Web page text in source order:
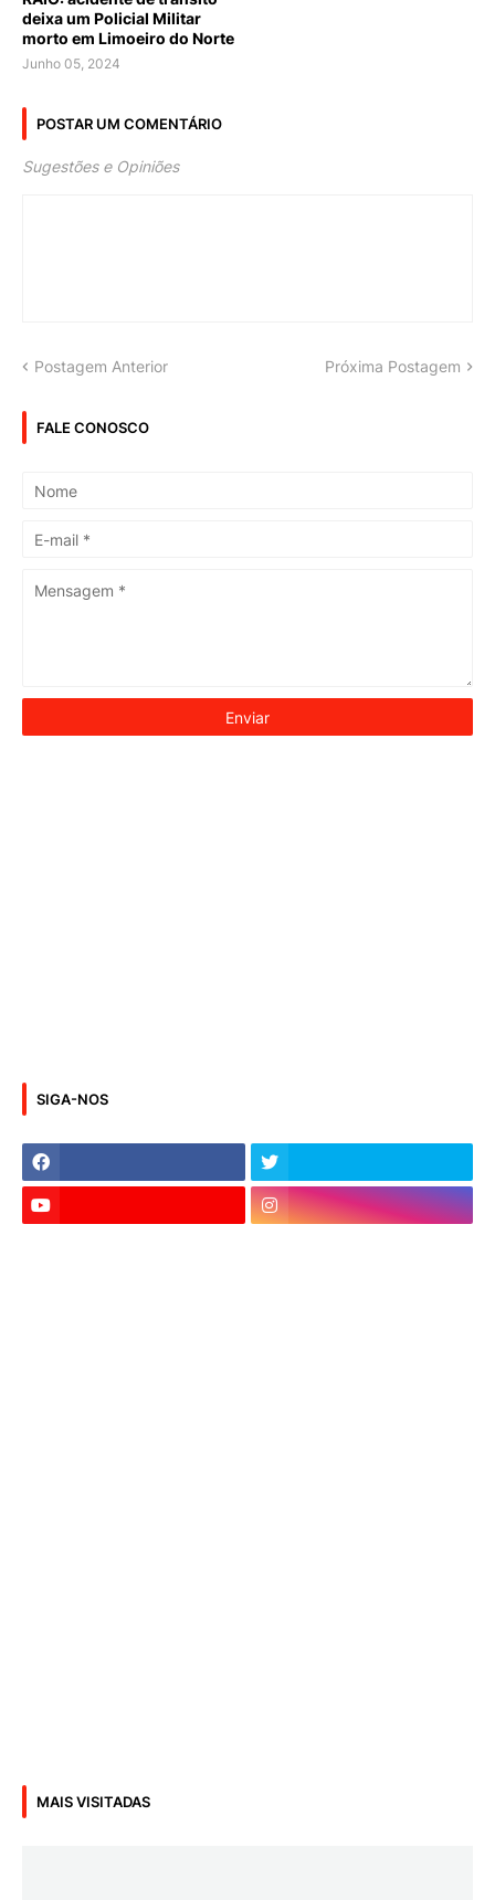
deixa um Policial Militar
morto em Limoeiro do Norte
Junho 05, 2024
POSTAR UM COMENTÁRIO
Sugestões e Opiniões
Postagem Anterior Próxima Postagem
FALE CONOSCO
SIGA-NOS
MAIS VISITADAS